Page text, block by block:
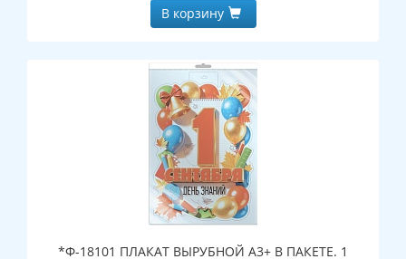
В корзину
*Ф-18101 ПЛАКАТ ВЫРУБНОЙ А3+ В ПАКЕТЕ. 1